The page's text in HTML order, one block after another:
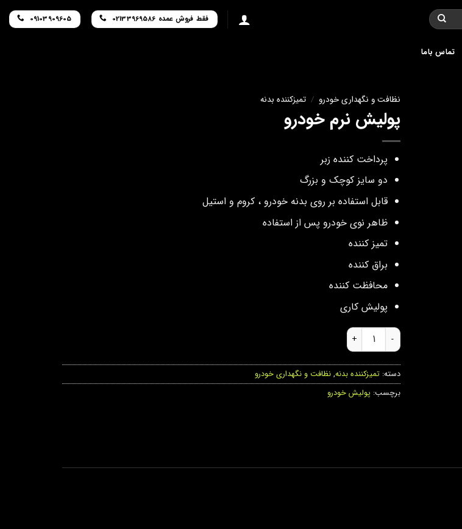
فقط فروش عمده 02133969586 09103909605
تماس باما
نظافت و نگهداری خودرو / تمیزکننده بدنه
پولیش نرم خودرو
پرداخت کننده زبر
دو سایز کوچک و بزرگ
قابل استفاده بر روی بدنه خودرو ، کروم و استیل
ظاهر نوی خودرو پس از استفاده
تمیز کننده
براق کننده
محافظت کننده
پولیش کاری
پولیش نرم خودرو عدد
دسته: تمیزکننده بدنه, نظافت و نگهداری خودرو
برچسب: پولیش خودرو